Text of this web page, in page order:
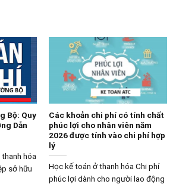
Bộ: Quy
Dẫn
hóa
sở hữu
Các khoản chi phí có tính chất
phúc lợi cho nhân viên năm
2026 được tính vào chi phí hợp
lý
Học kế toán ở thanh hóa Chi phí
phúc lợi dành cho người lao động